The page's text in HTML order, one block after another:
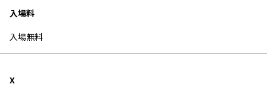
入場料
入場無料
X